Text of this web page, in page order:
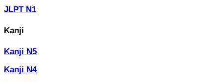
JLPT N1
Kanji
Kanji N5
Kanji N4